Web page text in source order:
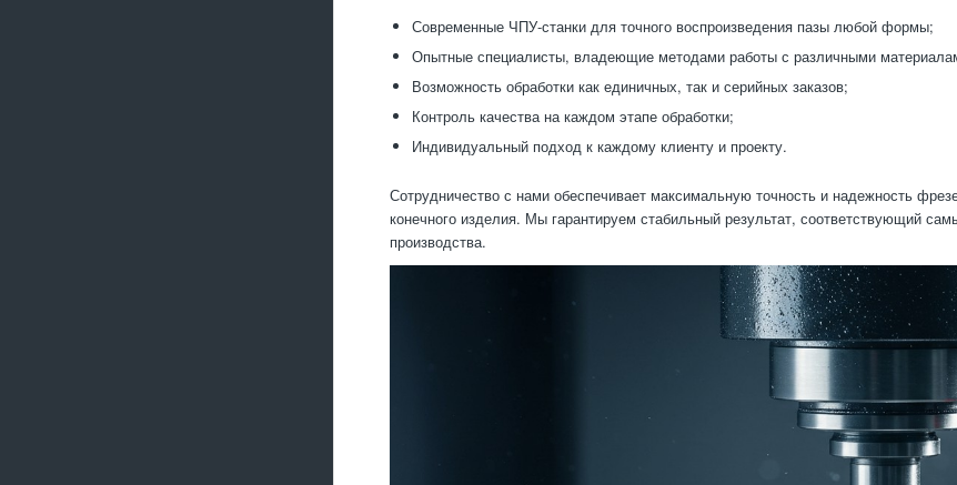
Современные ЧПУ-станки для точного воспроизведения пазы любой формы;
Опытные специалисты, владеющие методами работы с различными
Возможность обработки как единичных, так и серийных заказов;
Контроль качества на каждом этапе обработки;
Индивидуальный подход к каждому клиенту и проекту.
Сотрудничество с нами обеспечивает максимальную точность и надежность
конечного изделия. Мы гарантируем стабильный результат, соответствующий
производства.